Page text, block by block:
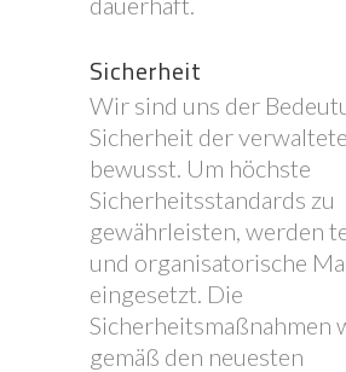
Sicherheit
Wir sind uns der
Sicherheit der
bewusst. Um höchste
Sicherheitsstandards zu
gewährleisten, werden
und organisatorische
eingesetzt. Die
Sicherheitsmaßnahmen
gemäß den neuesten